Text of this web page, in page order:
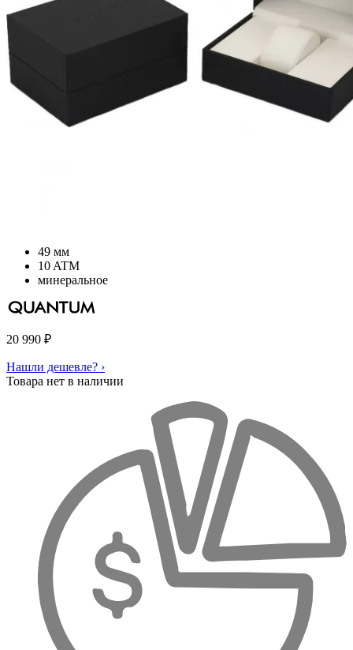
49 мм
10 ATM
минеральное
20 990 ₽
Нашли дешевле? ›
Товара нет в наличии